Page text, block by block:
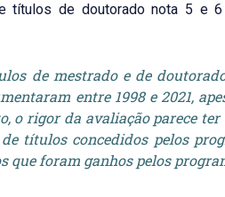
títulos de doutorado nota 5 e
de mestrado e de
entre 1998 e 2021,
o rigor da avaliação parece
títulos concedidos pelos
que foram ganhos pelos